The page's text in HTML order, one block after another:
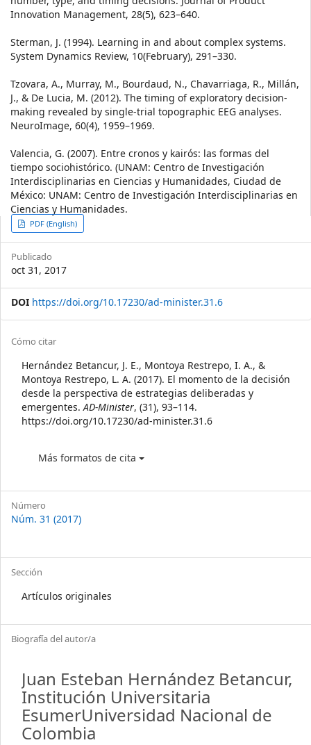
Innovation Management, 28(5), 623–640.
Sterman, J. (1994). Learning in and about complex systems.
System Dynamics Review, 10(February), 291–330.
Tzovara, A., Murray, M., Bourdaud, N., Chavarriaga, R., Millán,
J., & De Lucia, M. (2012). The timing of exploratory decision-
making revealed by single-trial topographic EEG analyses.
NeuroImage, 60(4), 1959–1969.
Valencia, G. (2007). Entre cronos y kairós: las formas del
tiempo sociohistórico. (UNAM: Centro de Investigación
Interdisciplinarias en Ciencias y Humanidades, Ciudad de
México: UNAM: Centro de Investigación Interdisciplinarias en
Ciencias y Humanidades.
Article
Sidebar
PDF (English)
Publicado
oct 31, 2017
DOI https://doi.org/10.17230/ad-minister.31.6
Article
Details
Cómo citar
Hernández Betancur, J. E., Montoya Restrepo, I. A., &
Montoya Restrepo, L. A. (2017). El momento de la decisión
desde la perspectiva de estrategias deliberadas y
emergentes.AD-Minister, (31), 93–114.
https://doi.org/10.17230/ad-minister.31.6
Más formatos de cita
Número
Núm. 31 (2017)
Sección
Artículos originales
Biografía del autor/a
Juan Esteban Hernández Betancur,
Institución Universitaria
EsumerUniversidad Nacional de
Colombia